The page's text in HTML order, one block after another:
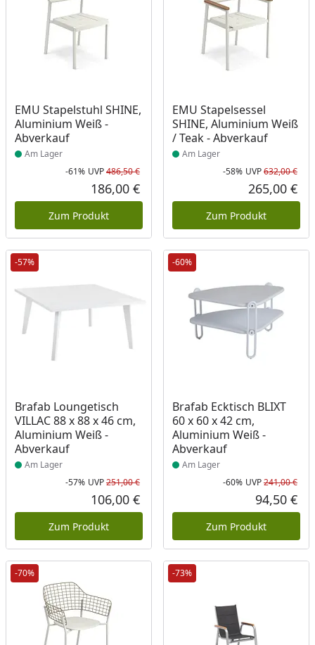
EMU Stapelstuhl SHINE,
Aluminium Weiß -
Abverkauf
Produkt am Lager
Am Lager
Rabatt in Prozent
-61%
Ursprünglicher Preis
UVP486,50 €
Aktueller Preis
186,00 €
Zum Produkt
EMU Stapelsessel
SHINE, Aluminium Weiß
/ Teak - Abverkauf
Produkt am Lager
Am Lager
-58% UVP632,00 €
265,00 €
Zum Produkt
-57%
Brafab Loungetisch
VILLAC 88 x 88 x 46 cm,
Aluminium Weiß -
Abverkauf
Produkt am Lager
Am Lager
Rabatt in Prozent
-57%
Ursprünglicher Preis
UVP251,00 €
Aktueller Preis
106,00 €
Zum Produkt
-60%
Brafab Ecktisch BLIXT
60 x 60 x 42 cm,
Aluminium Weiß -
Abverkauf
Produkt am Lager
Am Lager
-60% UVP241,00 €
94,50 €
Zum Produkt
-70% -73%